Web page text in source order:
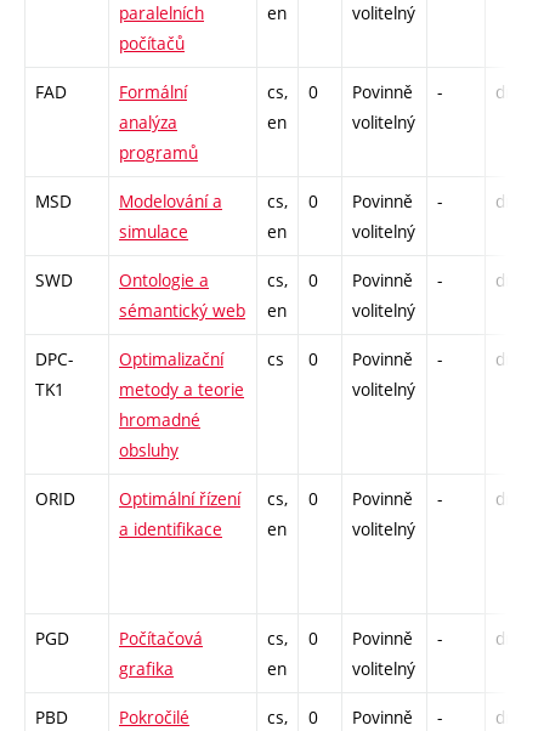
paralelních
počítačů
en
volitelný
FAD
Formální
analýza
programů
cs,
en
0
Povinně
volitelný
- drzk
MSD
Modelování a
simulace
cs,
en
0
Povinně
volitelný
- drzk
SWD
Ontologie a
sémantický web
cs,
en
0
Povinně
volitelný
- drzk
DPC-
TK1
Optimalizační
metody a teorie
hromadné
obsluhy
cs 0
Povinně
volitelný
- drzk
ORID
Optimální řízení
a identifikace
cs,
en
0
Povinně
volitelný
- drzk
PGD
Počítačová
grafika
cs,
en
0
Povinně
volitelný
- drzk
PBD
Pokročilé
cs,
0
Povinně
- drzk